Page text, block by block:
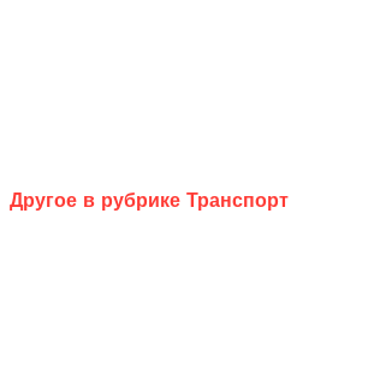
Другое в рубрике Транспорт